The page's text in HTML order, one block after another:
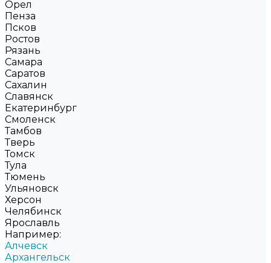
Орел
Пенза
Псков
Ростов
Рязань
Самара
Саратов
Сахалин
Славянск
Екатеринбург
Смоленск
Тамбов
Тверь
Томск
Тула
Тюмень
Ульяновск
Херсон
Челябинск
Ярославль
Например:
Алчевск
Архангельск